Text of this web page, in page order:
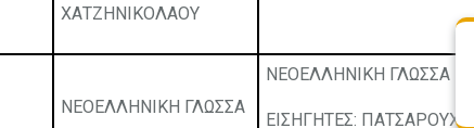
ΧΑΤΖΗΝΙΚΟΛΑΟΥ
ΝΕΟΕΛΛΗΝΙΚΗ ΓΛΩΣΣΑ
ΝΕΟΕΛΛΗΝΙΚΗ ΓΛΩΣΣΑ
ΕΙΣΗΓΗΤΕΣ: ΠΑΤΣΑΡΟΥΧΑ